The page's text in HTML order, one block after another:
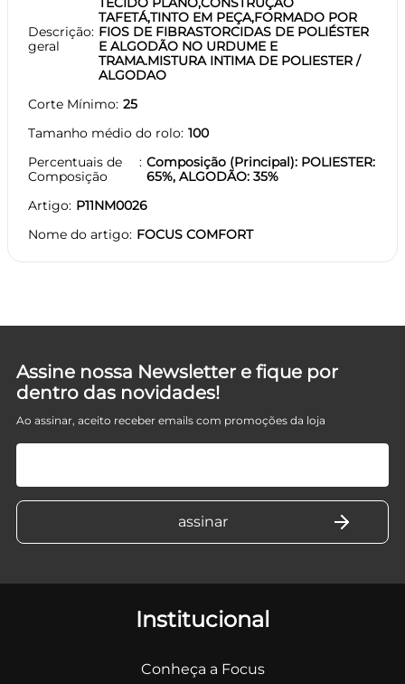
Descrição
geral
TAFETÁ,TINTO EM PEÇA,FORMADO POR
FIOS DE FIBRASTORCIDAS DE POLIÉSTER
E ALGODÃO NO URDUME E
TRAMA.MISTURA INTIMA DE POLIESTER /
ALGODAO
Corte Mínimo 25
Tamanho médio do rolo 100
Percentuais de
Composição
Composição (Principal): POLIESTER:
65%, ALGODÃO: 35%
Artigo P11NM0026
Nome do artigo FOCUS COMFORT
Assine nossa Newsletter e fique por
dentro das novidades!
Ao assinar, aceito receber emails com promoções da loja
Institucional
Conheça a Focus